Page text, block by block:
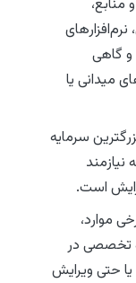
گاهی
میدانی یا
سرمایه
نیازمند
است.
موارد،
تخصصی در
حتی ویرایش